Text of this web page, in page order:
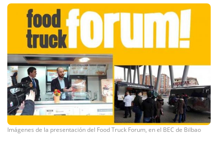
Imágenes de la presentación del Food Truck Forum, en el BEC de Bilbao